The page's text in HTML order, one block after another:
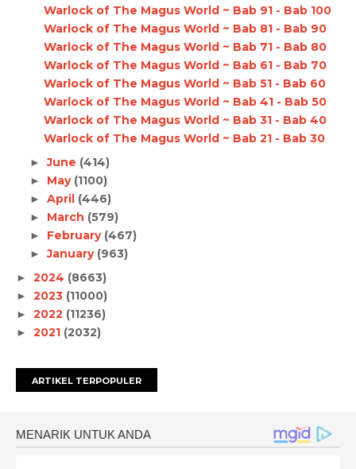
Warlock of The Magus World ~ Bab 91 - Bab 100
Warlock of The Magus World ~ Bab 81 - Bab 90
Warlock of The Magus World ~ Bab 71 - Bab 80
Warlock of The Magus World ~ Bab 61 - Bab 70
Warlock of The Magus World ~ Bab 51 - Bab 60
Warlock of The Magus World ~ Bab 41 - Bab 50
Warlock of The Magus World ~ Bab 31 - Bab 40
Warlock of The Magus World ~ Bab 21 - Bab 30
►June (414)
► May (1100)
► April (446)
► March (579)
► February (467)
►January (963)
► 2024 (8663)
► 2023 (11000)
► 2022 (11236)
► 2021 (2032)
ARTIKEL TERPOPULER